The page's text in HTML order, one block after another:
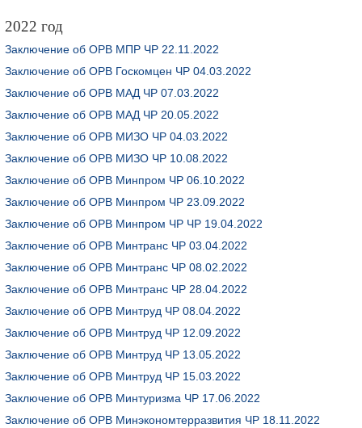
2022 год
Заключение об ОРВ МПР ЧР 22.11.2022
Заключение об ОРВ Госкомцен ЧР 04.03.2022
Заключение об ОРВ МАД ЧР 07.03.2022
Заключение об ОРВ МАД ЧР 20.05.2022
Заключение об ОРВ МИЗО ЧР 04.03.2022
Заключение об ОРВ МИЗО ЧР 10.08.2022
Заключение об ОРВ Минпром ЧР 06.10.2022
Заключение об ОРВ Минпром ЧР 23.09.2022
Заключение об ОРВ Минпром ЧР ЧР 19.04.2022
Заключение об ОРВ Минтранс ЧР 03.04.2022
Заключение об ОРВ Минтранс ЧР 08.02.2022
Заключение об ОРВ Минтранс ЧР 28.04.2022
Заключение об ОРВ Минтруд ЧР 08.04.2022
Заключение об ОРВ Минтруд ЧР 12.09.2022
Заключение об ОРВ Минтруд ЧР 13.05.2022
Заключение об ОРВ Минтруд ЧР 15.03.2022
Заключение об ОРВ Минтуризма ЧР 17.06.2022
Заключение об ОРВ Минэкономтерразвития ЧР 18.11.2022